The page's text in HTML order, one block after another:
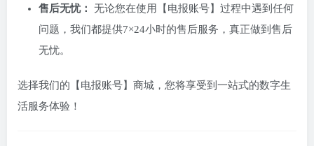
售后无忧：
无论您在使用【电报账号】过程中遇到任何
问题，我们都提供7×24小时的售后服务，真正做到售后
无忧。
选择我们的【电报账号】商城，您将享受到一站式的数字生
活服务体验！